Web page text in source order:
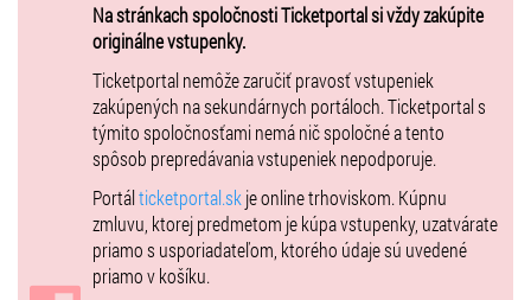
Na stránkach spoločnosti Ticketportal si vždy zakúpite
originálne vstupenky.
Ticketportal nemôže zaručiť pravosť vstupeniek
zakúpených na sekundárnych portáloch. Ticketportal s
týmito spoločnosťami nemá nič spoločné a tento
spôsob prepredávania vstupeniek nepodporuje.
Portálticketportal.sk je online trhoviskom. Kúpnu
zmluvu, ktorej predmetom je kúpa vstupenky, uzatvárate
priamo s usporiadateľom, ktorého údaje sú uvedené
priamo v košíku.